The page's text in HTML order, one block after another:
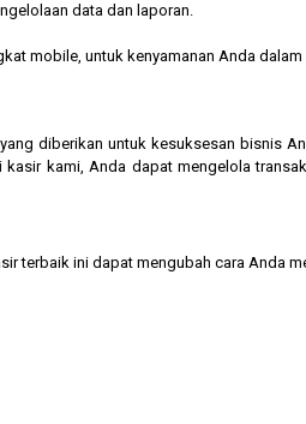
data dan laporan.
mobile, untuk kenyamanan Anda
diberikan untuk kesuksesan bisnis
kami, Anda dapat mengelola
terbaik ini dapat mengubah cara Anda